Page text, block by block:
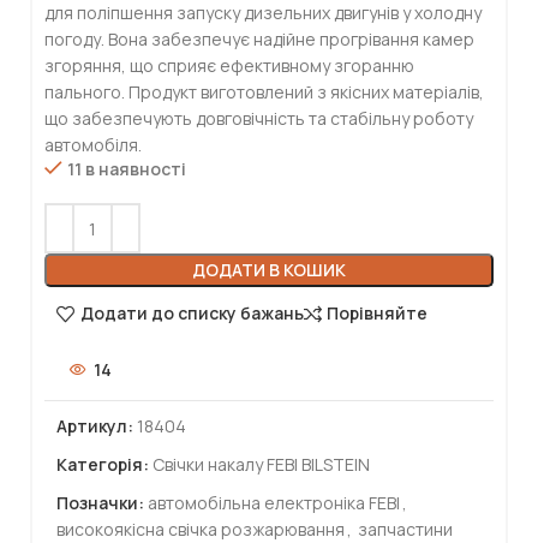
для поліпшення запуску дизельних двигунів у холодну
погоду. Вона забезпечує надійне прогрівання камер
згоряння, що сприяє ефективному згоранню
пального. Продукт виготовлений з якісних матеріалів,
що забезпечують довговічність та стабільну роботу
автомобіля.
11 в наявності
ДОДАТИ В КОШИК
Додати до списку бажань
Порівняйте
14
Артикул: 18404
Категорія: Свічки накалу FEBI BILSTEIN
Позначки: автомобільна електроніка FEBI ,
високоякісна свічка розжарювання , запчастини